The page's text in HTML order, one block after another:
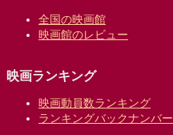
全国の映画館
映画館のレビュー
映画ランキング
映画動員数ランキング
ランキングバックナンバー